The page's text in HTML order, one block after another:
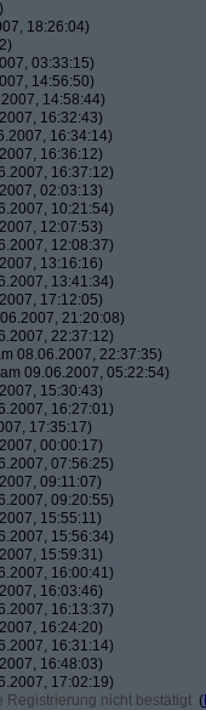
18:26:04)
03:33:15)
14:56:50)
14:58:44)
16:32:43)
16:34:14)
16:36:12)
16:37:12)
02:03:13)
10:21:54)
12:07:53)
12:08:37)
13:16:16)
13:41:34)
17:12:05)
21:20:08)
22:37:12)
08.06.2007, 22:37:35)
am 09.06.2007, 05:22:54)
15:30:43)
16:27:01)
17:35:17)
00:00:17)
07:56:25)
09:11:07)
09:20:55)
15:55:11)
15:56:34)
15:59:31)
16:00:41)
16:03:46)
16:13:37)
16:24:20)
16:31:14)
16:48:03)
17:02:19)
Registrierung nicht bestätigt (